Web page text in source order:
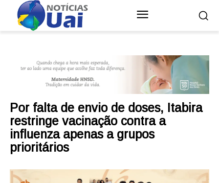
Por falta de envio de doses, Itabira
restringe vacinação contra a
influenza apenas a grupos
prioritários